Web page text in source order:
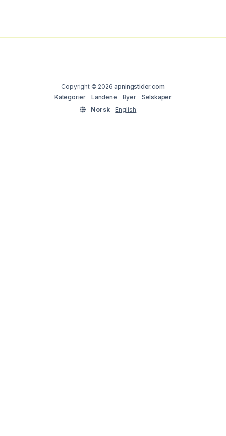
Copyright © 2026apningstider.com
Kategorier
Landene Byer
Selskaper
Norsk
English